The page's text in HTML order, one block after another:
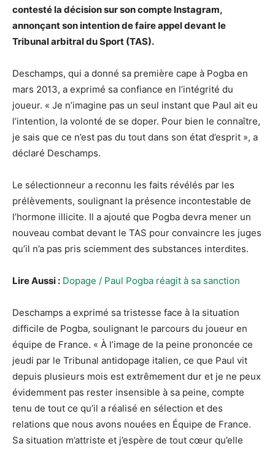
contesté la décision sur son compte Instagram,
annonçant son intention de faire appel devant le
Tribunal arbitral du Sport (TAS).
Deschamps, qui a donné sa première cape à Pogba en
mars 2013, a exprimé sa confiance en l’intégrité du
joueur. « Je n’imagine pas un seul instant que Paul ait eu
l’intention, la volonté de se doper. Pour bien le connaître,
je sais que ce n’est pas du tout dans son état d’esprit », a
déclaré Deschamps.
Le sélectionneur a reconnu les faits révélés par les
prélèvements, soulignant la présence incontestable de
l’hormone illicite. Il a ajouté que Pogba devra mener un
nouveau combat devant le TAS pour convaincre les juges
qu’il n’a pas pris sciemment des substances interdites.
Lire Aussi : Dopage / Paul Pogba réagit à sa sanction
Deschamps a exprimé sa tristesse face à la situation
difficile de Pogba, soulignant le parcours du joueur en
équipe de France. « À l’image de la peine prononcée ce
jeudi par le Tribunal antidopage italien, ce que Paul vit
depuis plusieurs mois est extrêmement dur et je ne peux
évidemment pas rester insensible à sa peine, compte
tenu de tout ce qu’il a réalisé en sélection et des
relations que nous avons nouées en Équipe de France.
Sa situation m’attriste et j’espère de tout cœur qu’elle